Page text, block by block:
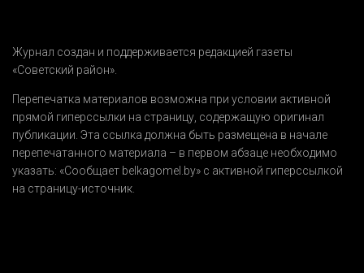
Журнал создан и поддерживается редакцией газеты
«Советский район».
Перепечатка материалов возможна при условии активной
прямой гиперссылки на страницу, содержащую оригинал
публикации. Эта ссылка должна быть размещена в начале
перепечатанного материала – в первом абзаце необходимо
указать: «Сообщает belkagomel.by» с активной гиперссылкой
на страницу-источник.